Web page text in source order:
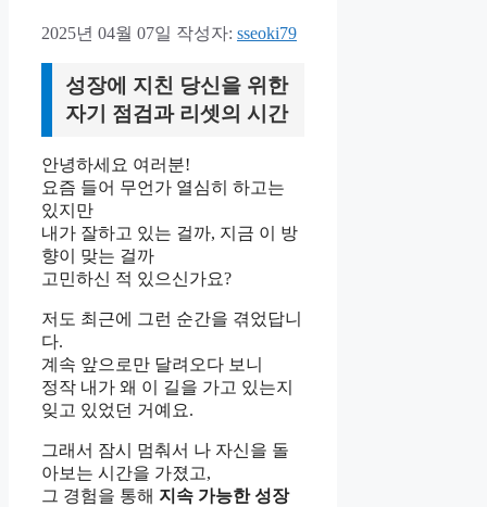
2025년 04월 07일 작성자: sseoki79
성장에 지친 당신을 위한
자기 점검과 리셋의 시간
안녕하세요 여러분!
요즘 들어 무언가 열심히 하고는
있지만
내가 잘하고 있는 걸까, 지금 이 방
향이 맞는 걸까
고민하신 적 있으신가요?
저도 최근에 그런 순간을 겪었답니
다.
계속 앞으로만 달려오다 보니
정작 내가 왜 이 길을 가고 있는지
잊고 있었던 거예요.
그래서 잠시 멈춰서 나 자신을 돌
아보는 시간을 가졌고,
그 경험을 통해 지속 가능한 성장